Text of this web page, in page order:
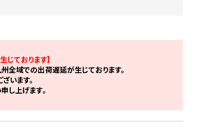
ております】
全域での出荷遅延が生じております。
います。
し上げます。